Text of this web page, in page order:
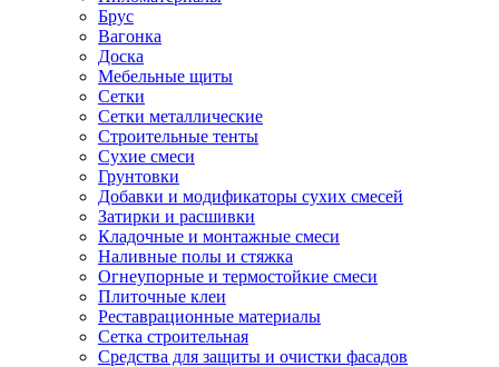
Брус
Вагонка
Доска
Мебельные щиты
Сетки
Сетки металлические
Строительные тенты
Сухие смеси
Грунтовки
Добавки и модификаторы сухих смесей
Затирки и расшивки
Кладочные и монтажные смеси
Наливные полы и стяжка
Огнеупорные и термостойкие смеси
Плиточные клеи
Реставрационные материалы
Сетка строительная
Средства для защиты и очистки фасадов